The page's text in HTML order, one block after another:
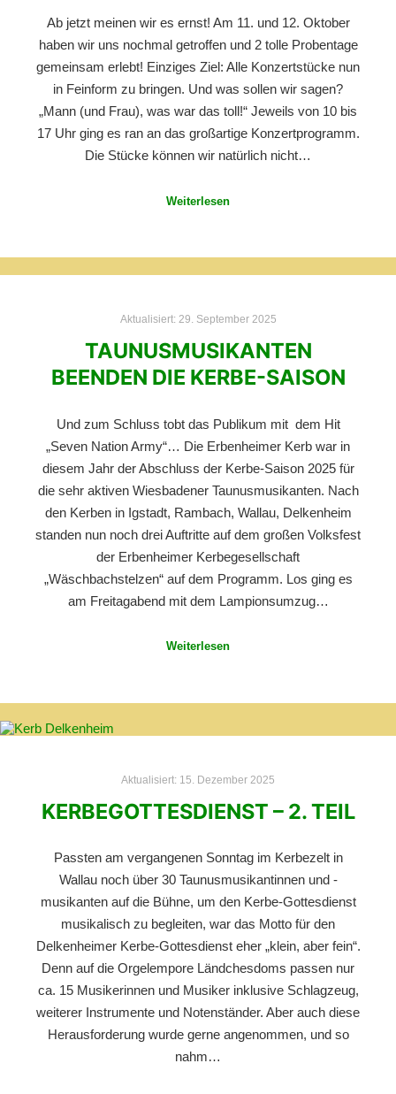
Ab jetzt meinen wir es ernst! Am 11. und 12. Oktober
haben wir uns nochmal getroffen und 2 tolle Probentage
gemeinsam erlebt! Einziges Ziel: Alle Konzertstücke nun
in Feinform zu bringen. Und was sollen wir sagen?
„Mann (und Frau), was war das toll!“ Jeweils von 10 bis
17 Uhr ging es ran an das großartige Konzertprogramm.
Die Stücke können wir natürlich nicht…
Weiterlesen
Aktualisiert: 29. September 2025
TAUNUSMUSIKANTEN
BEENDEN DIE KERBE-SAISON
Und zum Schluss tobt das Publikum mit dem Hit
„Seven Nation Army“… Die Erbenheimer Kerb war in
diesem Jahr der Abschluss der Kerbe-Saison 2025 für
die sehr aktiven Wiesbadener Taunusmusikanten. Nach
den Kerben in Igstadt, Rambach, Wallau, Delkenheim
standen nun noch drei Auftritte auf dem großen Volksfest
der Erbenheimer Kerbegesellschaft
„Wäschbachstelzen“ auf dem Programm. Los ging es
am Freitagabend mit dem Lampionsumzug…
Weiterlesen
Aktualisiert: 15. Dezember 2025
KERBEGOTTESDIENST – 2. TEIL
Passten am vergangenen Sonntag im Kerbezelt in
Wallau noch über 30 Taunusmusikantinnen und -
musikanten auf die Bühne, um den Kerbe-Gottesdienst
musikalisch zu begleiten, war das Motto für den
Delkenheimer Kerbe-Gottesdienst eher „klein, aber fein“.
Denn auf die Orgelempore Ländchesdoms passen nur
ca. 15 Musikerinnen und Musiker inklusive Schlagzeug,
weiterer Instrumente und Notenständer. Aber auch diese
Herausforderung wurde gerne angenommen, und so
nahm…